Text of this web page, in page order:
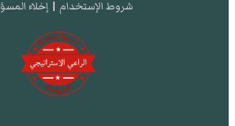
شروط الإستخدام | إخلاء